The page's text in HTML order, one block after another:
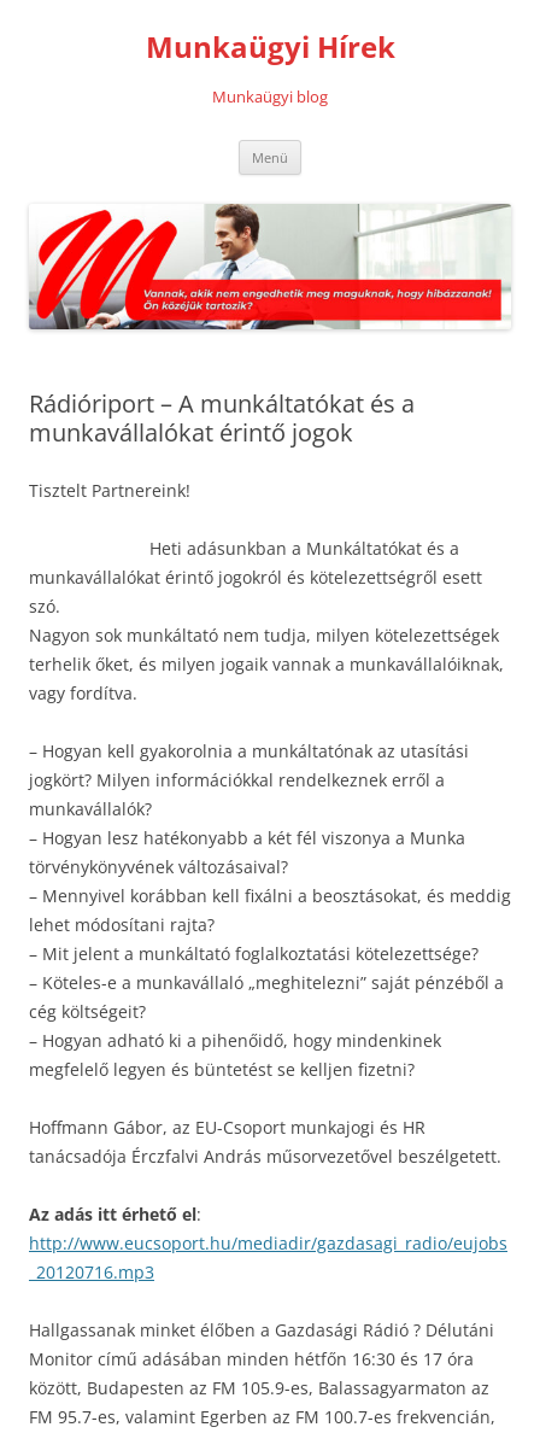
Munkaügyi Hírek
Munkaügyi blog
Menü
Rádióriport – A munkáltatókat és a
munkavállalókat érintő jogok
Tisztelt Partnereink!
Heti adásunkban a Munkáltatókat és a
munkavállalókat érintő jogokról és kötelezettségről esett
szó.
Nagyon sok munkáltató nem tudja, milyen kötelezettségek
terhelik őket, és milyen jogaik vannak a munkavállalóiknak,
vagy fordítva.
– Hogyan kell gyakorolnia a munkáltatónak az utasítási
jogkört? Milyen információkkal rendelkeznek erről a
munkavállalók?
– Hogyan lesz hatékonyabb a két fél viszonya a Munka
törvénykönyvének változásaival?
– Mennyivel korábban kell fixálni a beosztásokat, és meddig
lehet módosítani rajta?
– Mit jelent a munkáltató foglalkoztatási kötelezettsége?
– Köteles-e a munkavállaló „meghitelezni” saját pénzéből a
cég költségeit?
– Hogyan adható ki a pihenőidő, hogy mindenkinek
megfelelő legyen és büntetést se kelljen fizetni?
Hoffmann Gábor, az EU-Csoport munkajogi és HR
tanácsadója Érczfalvi András műsorvezetővel beszélgetett.
Az adás itt érhető el:
http://www.eucsoport.hu/mediadir/gazdasagi_radio/eujobs
_20120716.mp3
Hallgassanak minket élőben a Gazdasági Rádió ? Délutáni
Monitor című adásában minden hétfőn 16:30 és 17 óra
között, Budapesten az FM 105.9-es, Balassagyarmaton az
FM 95.7-es, valamint Egerben az FM 100.7-es frekvencián,